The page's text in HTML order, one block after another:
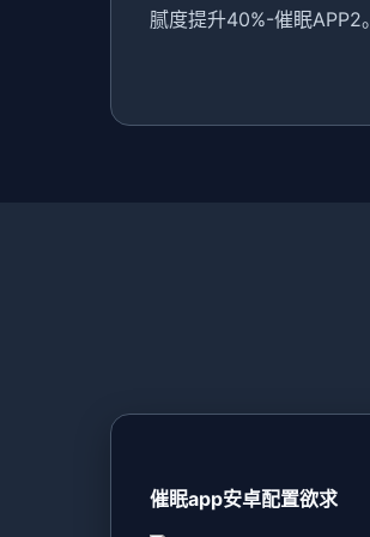
腻度提升40%-催眠APP2。
催眠app安卓配置欲求